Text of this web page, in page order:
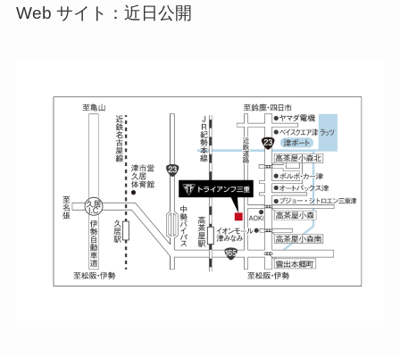
Web サイト：近日公開